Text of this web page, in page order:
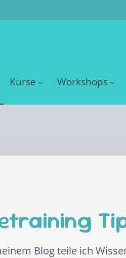
Kurse Workshops
Blog teile ich